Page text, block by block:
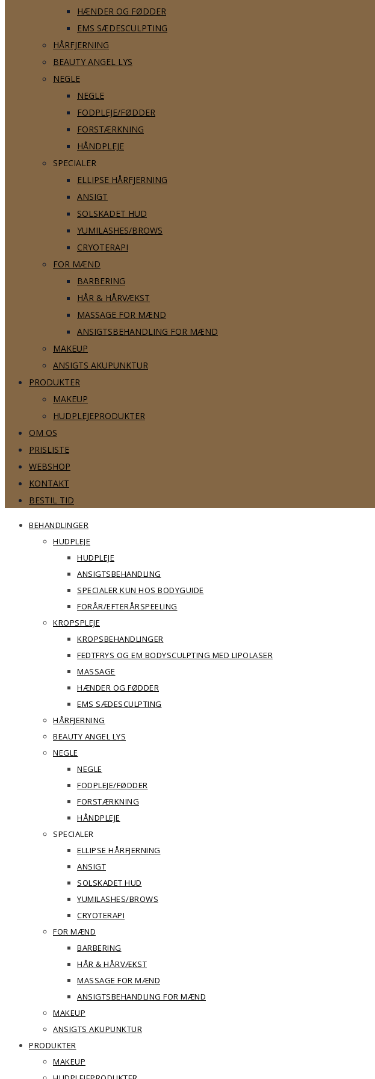
HÆNDER OG FØDDER
EMS SÆDESCULPTING
HÅRFJERNING
BEAUTY ANGEL LYS
NEGLE
NEGLE
FODPLEJE/FØDDER
FORSTÆRKNING
HÅNDPLEJE
SPECIALER
ELLIPSE HÅRFJERNING
ANSIGT
SOLSKADET HUD
YUMILASHES/BROWS
CRYOTERAPI
FOR MÆND
BARBERING
HÅR & HÅRVÆKST
MASSAGE FOR MÆND
ANSIGTSBEHANDLING FOR MÆND
MAKEUP
ANSIGTS AKUPUNKTUR
PRODUKTER
MAKEUP
HUDPLEJEPRODUKTER
OM OS
PRISLISTE
WEBSHOP
KONTAKT
BESTIL TID
BEHANDLINGER
HUDPLEJE
HUDPLEJE
ANSIGTSBEHANDLING
SPECIALER KUN HOS BODYGUIDE
FORÅR/EFTERÅRSPEELING
KROPSPLEJE
KROPSBEHANDLINGER
FEDTFRYS OG EM BODYSCULPTING MED LIPOLASER
MASSAGE
HÆNDER OG FØDDER
EMS SÆDESCULPTING
HÅRFJERNING
BEAUTY ANGEL LYS
NEGLE
NEGLE
FODPLEJE/FØDDER
FORSTÆRKNING
HÅNDPLEJE
SPECIALER
ELLIPSE HÅRFJERNING
ANSIGT
SOLSKADET HUD
YUMILASHES/BROWS
CRYOTERAPI
FOR MÆND
BARBERING
HÅR & HÅRVÆKST
MASSAGE FOR MÆND
ANSIGTSBEHANDLING FOR MÆND
MAKEUP
ANSIGTS AKUPUNKTUR
PRODUKTER
MAKEUP